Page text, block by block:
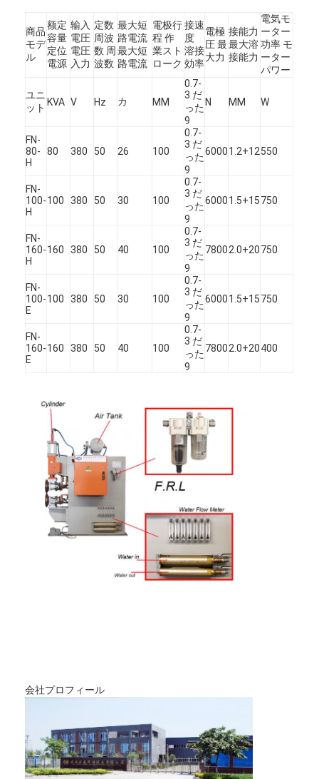
ニュース
すべての場合
商品
モデ
ル
额定
容量
定位
電源
输入
電圧
電圧
入力
定数
周波
数 周
波数
最大短
路電流
最大短
路電流
電极行
程 作
業スト
ローク
接速
度
溶接
効率
電極
圧 最
大力
接能力
最大溶
接能力
電気モ
ーター
功率 モ
ーター
パワー
ユニ
ット KVA V Hz カ MM
0.7-
3 だ
った
9
N MM W
FN-
80-
H
80 380 50 26 100
0.7-
3 だ
った
9
60001.2+12550
FN-
100-
H
100 380 50 30 100
0.7-
3 だ
った
9
60001.5+15750
FN-
160-
H
160 380 50 40 100
0.7-
3 だ
った
9
78002.0+20750
FN-
100-
E
100 380 50 30 100
0.7-
3 だ
った
9
60001.5+15750
FN-
160-
E
160 380 50 40 100
0.7-
3 だ
った
9
78002.0+20400
会社プロフィール